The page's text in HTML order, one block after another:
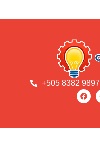
+505 8382 9897